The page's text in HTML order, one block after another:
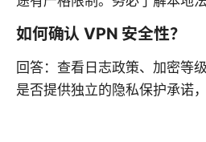
如何确认 VPN 安全性？
回答：查看日志政策、加密等
是否提供独立的隐私保护承诺